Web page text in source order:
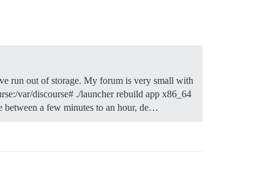
run out of storage. My forum is very small with
var/discourse# ./launcher rebuild app x86_64
between a few minutes to an hour, de…